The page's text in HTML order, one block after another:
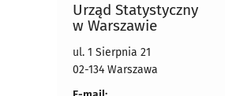
Urząd Statystyczny
w Warszawie
ul. 1 Sierpnia 21
02-134 Warszawa